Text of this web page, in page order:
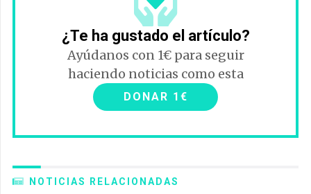
¿Te ha gustado el artículo?
Ayúdanos con 1€ para seguir
haciendo noticias como esta
DONAR 1€
NOTICIAS RELACIONADAS